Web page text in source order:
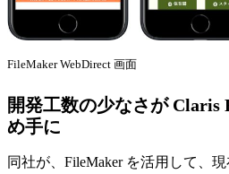
FileMaker WebDirect 画面
開発工数の少なさが Claris
め手に
同社が、FileMaker を活用して、